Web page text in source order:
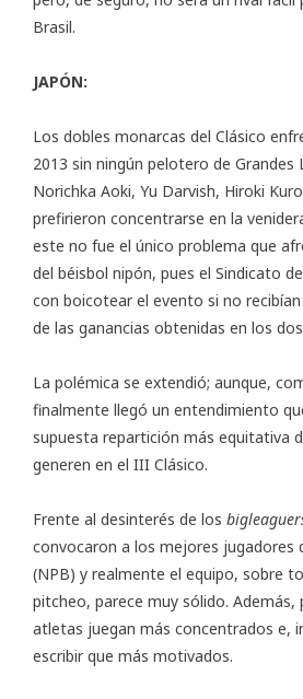
Brasil.
JAPÓN:
Los dobles monarcas del Clásico
2013 sin ningún pelotero de Grandes
Norichka Aoki, Yu Darvish, Hiroki
prefirieron concentrarse en la
este no fue el único problema que
del béisbol nipón, pues el Sindicato
con boicotear el evento si no
de las ganancias obtenidas en los
La polémica se extendió; aunque,
finalmente llegó un entendimiento
supuesta repartición más equitativa
generen en el III Clásico.
Frente al desinterés de los
convocaron a los mejores jugadores
(NPB) y realmente el equipo, sobre
pitcheo, parece muy sólido.
atletas juegan más concentrados e,
escribir que más motivados.